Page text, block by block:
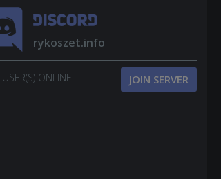
rykoszet.info
USER(S) ONLINE JOIN SERVER